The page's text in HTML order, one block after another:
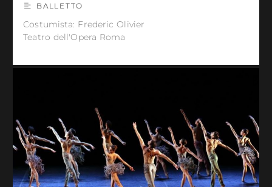
BALLETTO
Costumista: Frederic Olivier
Teatro dell'Opera Roma